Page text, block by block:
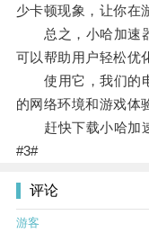
少卡顿现象，让你在
总之，小哈加速器
可以帮助用户轻松优
使用它，我们的电
的网络环境和游戏体
赶快下载小哈加速
#3#
评论
游客